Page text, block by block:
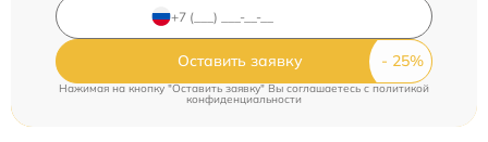
Оставить заявку
Нажимая на кнопку "Оставить заявку" Вы соглашаетесь c политикой
конфиденциальности